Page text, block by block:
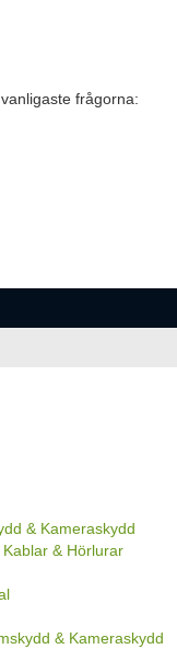
frågorna:
& Kameraskydd
& Hörlurar
& Kameraskydd